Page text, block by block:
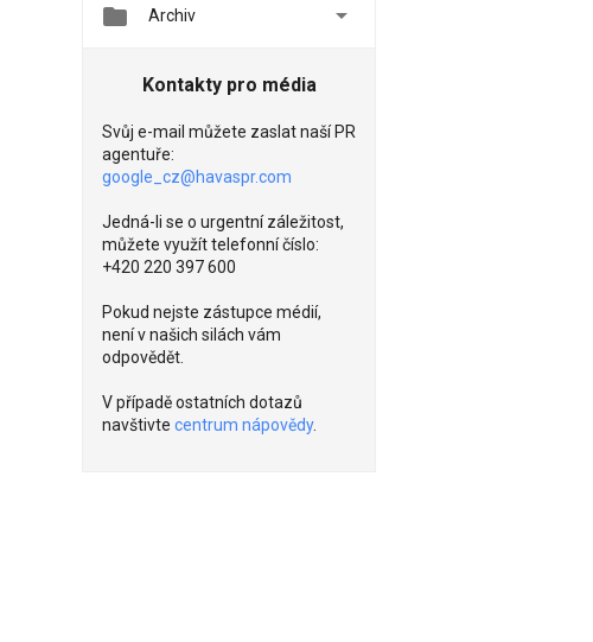
 Archiv 
Kontakty pro média
Svůj e-mail můžete zaslat naší PR
agentuře:
google_cz@havaspr.com
Jedná-li se o urgentní záležitost,
můžete využít telefonní číslo:
+420 220 397 600
Pokud nejste zástupce médií,
není v našich silách vám
odpovědět.
V případě ostatních dotazů
navštivte centrum nápovědy.